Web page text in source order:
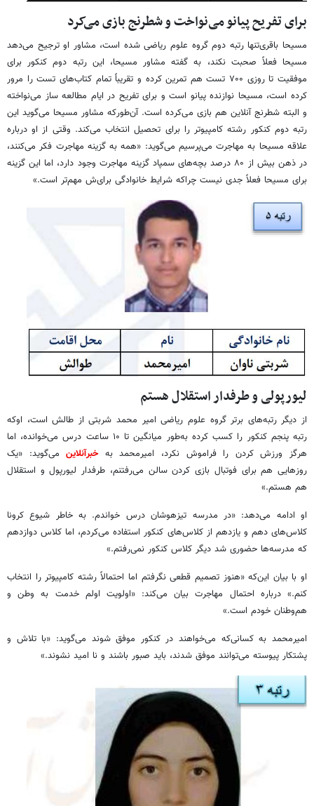
برای تفریح پیانو می‌نواخت و شطرنج بازی می‌کرد
مسیحا باقری‌تنها رتبه دوم گروه علوم ریاضی شده است، مشاور او ترجیح می‌دهد
مسیحا فعلاً صحبت نکند، به گفته مشاور مسیحا، این رتبه دوم کنکور برای
موفقیت تا روزی ۷۰۰ تست هم تمرین کرده و تقریباً تمام کتاب‌های تست را مرور
کرده است، مسیحا نوازنده پیانو است و برای تفریح در ایام مطالعه ساز می‌نواخته
و البته شطرنج آنلاین هم بازی می‌کرده است. آن‌طورکه مشاور مسیحا می‌گوید این
رتبه دوم کنکور رشته کامپیوتر را برای تحصیل انتخاب می‌کند. وقتی از او درباره
علاقه مسیحا به مهاجرت می‌پرسیم می‌گوید: «همه به گزینه مهاجرت فکر می‌کنند،
در ذهن بیش از ۸۰ درصد بچه‌های سمپاد گزینه مهاجرت وجود دارد، اما این گزینه
برای مسیحا فعلاً جدی نیست چراکه شرایط خانوادگی برای‌ش مهم‌تر است.»
لیورپولی و طرفدار استقلال هستم
از دیگر رتبه‌های برتر گروه علوم ریاضی امیر محمد شربتی از طالش است، اوکه
رتبه پنجم کنکور را کسب کرده به‌طور میانگین تا ۱۰ ساعت درس می‌خوانده، اما
هرگز ورزش کردن را فراموش نکرد، امیرمحمد بهخبرآنلاینمی‌گوید: «یک
روزهایی هم برای فوتبال بازی کردن سالن می‌رفتنم، طرفدار لیورپول و استقلال
هم هستم.»
او ادامه می‌دهد: «در مدرسه تیزهوشان درس خواندم. به خاطر شیوع کرونا
کلاس‌های دهم و یازدهم از کلاس‌های کنکور استفاده می‌کردم، اما کلاس دوازدهم
که مدرسه‌ها حضوری شد دیگر کلاس کنکور نمی‌رفتم.»
او با بیان این‌که «هنوز تصمیم قطعی نگرفتم اما احتمالاً رشته کامپیوتر را انتخاب
کنم.» درباره احتمال مهاجرت بیان می‌کند: «اولویت اولم خدمت به وطن و
هم‌وطنان خودم است.»
امیرمحمد به کسانی‌که می‌خواهند در کنکور موفق شوند می‌گوید: «با تلاش و
پشتکار پیوسته می‌توانند موفق شدند، باید صبور باشند و نا امید نشوند.»